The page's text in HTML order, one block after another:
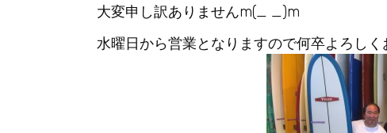
大変申し訳ありませんm(_ _)m
水曜日から営業となりますので何卒よろし